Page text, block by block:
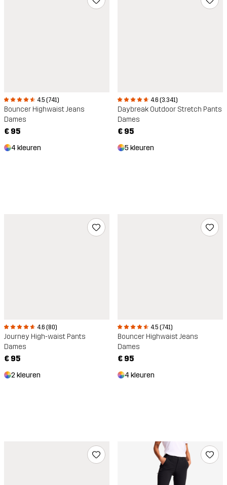
4.5 (741)
Bouncer Highwaist Jeans
Dames
€ 95
4 kleuren
4.6 (3.341)
Daybreak Outdoor Stretch Pants
Dames
€ 95
5 kleuren
4.6 (80)
Journey High-waist Pants
Dames
€ 95
2 kleuren
4.5 (741)
Bouncer Highwaist Jeans
Dames
€ 95
4 kleuren